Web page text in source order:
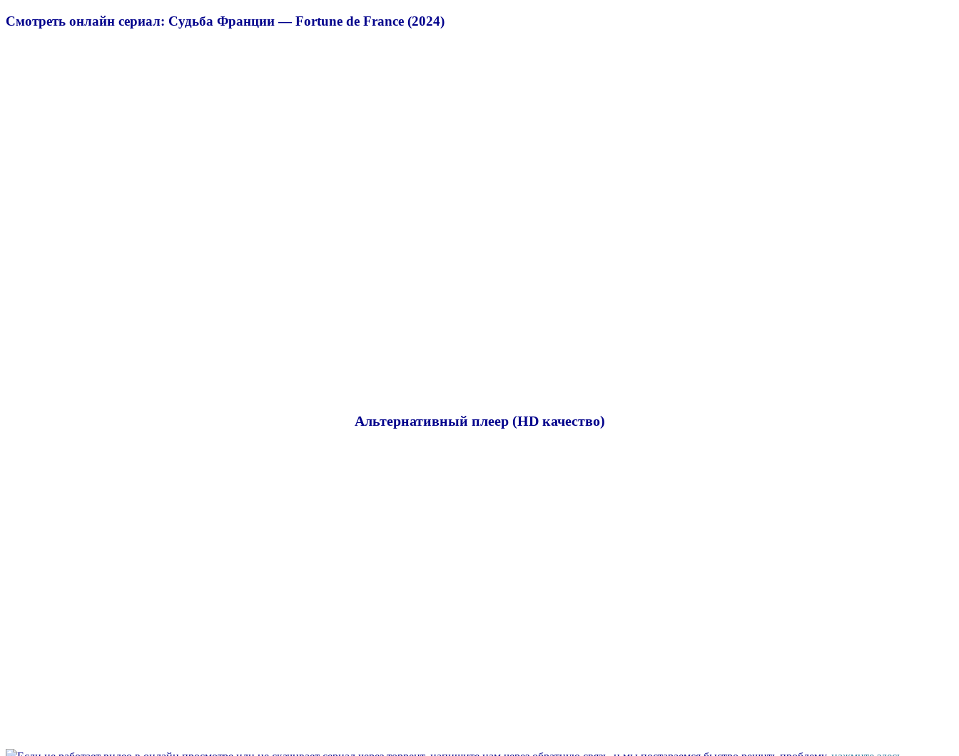
Смотреть онлайн сериал: Судьба Франции — Fortune de France (2024)
Альтернативный плеер (HD качество)